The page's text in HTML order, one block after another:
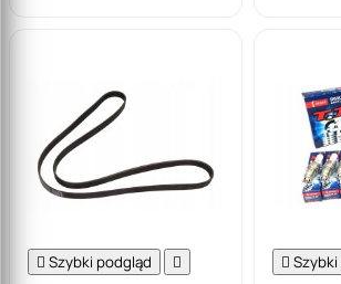
 Szybki podgląd  